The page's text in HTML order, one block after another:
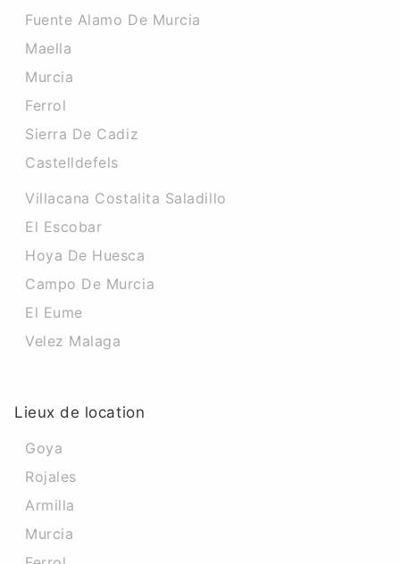
Fuente Alamo De Murcia
Maella
Murcia
Ferrol
Sierra De Cadiz
Castelldefels
Villacana Costalita Saladillo
El Escobar
Hoya De Huesca
Campo De Murcia
El Eume
Velez Malaga
Lieux de location
Goya
Rojales
Armilla
Murcia